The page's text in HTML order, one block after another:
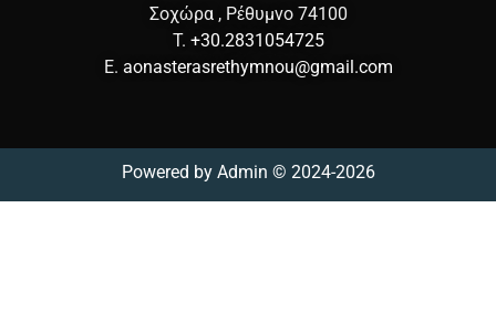
Σοχώρα , Ρέθυμνο 74100
T. +30.2831054725
E. aonasterasrethymnou@gmail.com
Powered by Admin © 2024-2026